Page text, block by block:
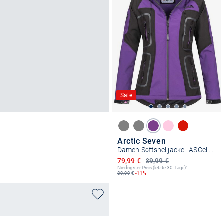
Sale
Arctic Seven
Damen Softshelljacke - ASCelina
89,99 €
Ermäßigter Preis
79,99 €
Niedrigster Preis (letzte 30 Tage):
89,99€ -11%